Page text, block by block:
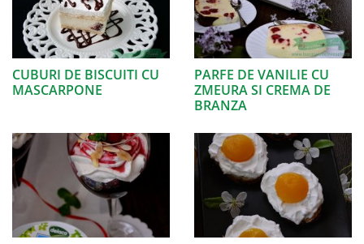
CUBURI DE BISCUITI CU
MASCARPONE
PARFE DE VANILIE CU
ZMEURA SI CREMA DE
BRANZA